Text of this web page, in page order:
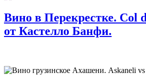
Вино в Перекрестке. Col
от Кастелло Банфи.